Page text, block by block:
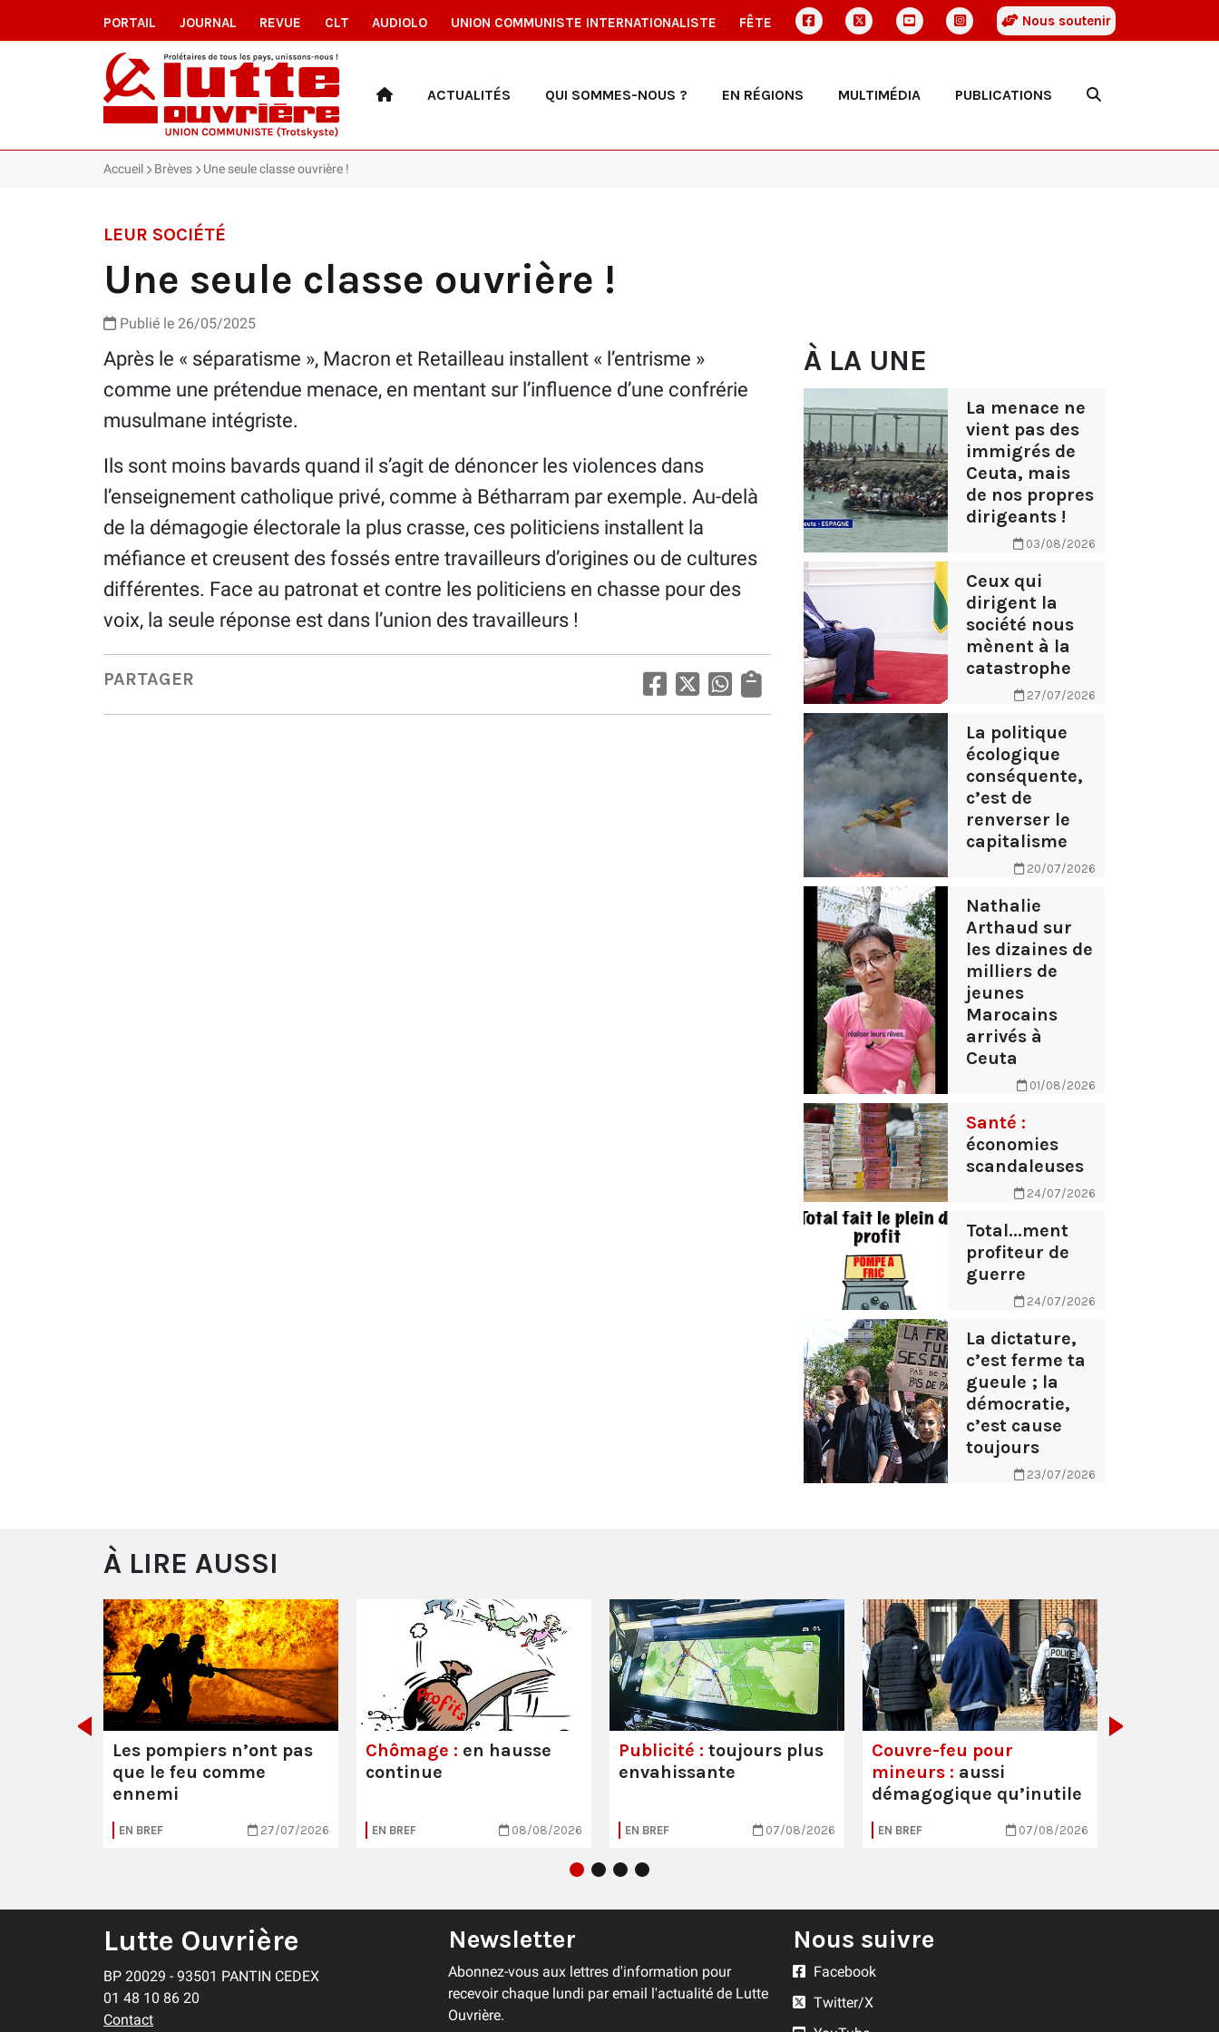
PORTAIL JOURNAL REVUE CLT AUDIOLO UNION COMMUNISTE INTERNATIONALISTE FÊTE Nous soutenir
ACTUALITÉS QUI SOMMES-NOUS ? EN RÉGIONS MULTIMÉDIA PUBLICATIONS
Accueil Brèves Une seule classe ouvrière !
LEUR SOCIÉTÉ
Une seule classe ouvrière !
Publié le 26/05/2025
Après le « séparatisme », Macron et Retailleau installent « l’entrisme »
comme une prétendue menace, en mentant sur l’influence d’une confrérie
musulmane intégriste.
Ils sont moins bavards quand il s’agit de dénoncer les violences dans
l’enseignement catholique privé, comme à Bétharram par exemple. Au-delà
de la démagogie électorale la plus crasse, ces politiciens installent la
méfiance et creusent des fossés entre travailleurs d’origines ou de cultures
différentes. Face au patronat et contre les politiciens en chasse pour des
voix, la seule réponse est dans l’union des travailleurs !
PARTAGER
À LA UNE
La menace ne
vient pas des
immigrés de
Ceuta, mais
de nos propres
dirigeants !
03/08/2026
Ceux qui
dirigent la
société nous
mènent à la
catastrophe
27/07/2026
La politique
écologique
conséquente,
c’est de
renverser le
capitalisme
20/07/2026
Nathalie
Arthaud sur
les dizaines de
milliers de
jeunes
Marocains
arrivés à
Ceuta
01/08/2026
Santé :
économies
scandaleuses
24/07/2026
Total...ment
profiteur de
guerre
24/07/2026
La dictature,
c’est ferme ta
gueule ; la
démocratie,
c’est cause
toujours
23/07/2026
À LIRE AUSSI
Les pompiers n’ont pas
que le feu comme
ennemi
EN BREF 27/07/2026
Chômage : en hausse
continue
EN BREF 08/08/2026
Publicité : toujours plus
envahissante
EN BREF 07/08/2026
Couvre-feu pour
mineurs : aussi
démagogique qu’inutile
EN BREF 07/08/2026
Lutte Ouvrière
BP 20029 - 93501 PANTIN CEDEX
01 48 10 86 20
Contact
Newsletter
Abonnez-vous aux lettres d'information pour
recevoir chaque lundi par email l'actualité de Lutte
Ouvrière.
Nous suivre
Facebook
Twitter/X